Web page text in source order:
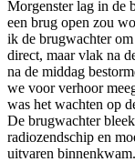
Morgenster lag in de
een brug open zou
ik de brugwachter
direct, maar vlak na
na de middag
we voor verhoor
was het wachten op
De brugwachter
radiozendschip en
uitvaren binnenkwam.